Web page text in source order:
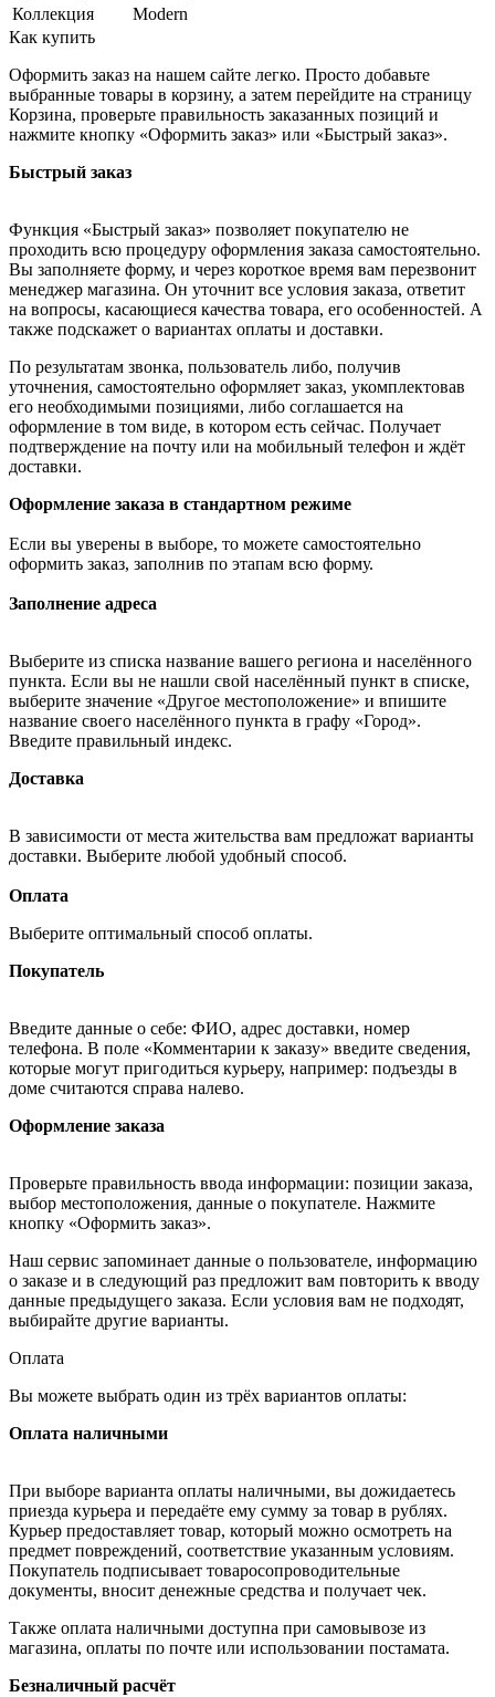
Коллекция
Modern
Как купить
Оформить заказ на нашем сайте легко. Просто добавьте
выбранные товары в корзину, а затем перейдите на страницу
Корзина, проверьте правильность заказанных позиций и
нажмите кнопку «Оформить заказ» или «Быстрый заказ».
Быстрый заказ
Функция «Быстрый заказ» позволяет покупателю не
проходить всю процедуру оформления заказа самостоятельно.
Вы заполняете форму, и через короткое время вам перезвонит
менеджер магазина. Он уточнит все условия заказа, ответит
на вопросы, касающиеся качества товара, его особенностей. А
также подскажет о вариантах оплаты и доставки.
По результатам звонка, пользователь либо, получив
уточнения, самостоятельно оформляет заказ, укомплектовав
его необходимыми позициями, либо соглашается на
оформление в том виде, в котором есть сейчас. Получает
подтверждение на почту или на мобильный телефон и ждёт
доставки.
Оформление заказа в стандартном режиме
Если вы уверены в выборе, то можете самостоятельно
оформить заказ, заполнив по этапам всю форму.
Заполнение адреса
Выберите из списка название вашего региона и населённого
пункта. Если вы не нашли свой населённый пункт в списке,
выберите значение «Другое местоположение» и впишите
название своего населённого пункта в графу «Город».
Введите правильный индекс.
Доставка
В зависимости от места жительства вам предложат варианты
доставки. Выберите любой удобный способ.
Оплата
Выберите оптимальный способ оплаты.
Покупатель
Введите данные о себе: ФИО, адрес доставки, номер
телефона. В поле «Комментарии к заказу» введите сведения,
которые могут пригодиться курьеру, например: подъезды в
доме считаются справа налево.
Оформление заказа
Проверьте правильность ввода информации: позиции заказа,
выбор местоположения, данные о покупателе. Нажмите
кнопку «Оформить заказ».
Наш сервис запоминает данные о пользователе, информацию
о заказе и в следующий раз предложит вам повторить к вводу
данные предыдущего заказа. Если условия вам не подходят,
выбирайте другие варианты.
Оплата
Вы можете выбрать один из трёх вариантов оплаты:
Оплата наличными
При выборе варианта оплаты наличными, вы дожидаетесь
приезда курьера и передаёте ему сумму за товар в рублях.
Курьер предоставляет товар, который можно осмотреть на
предмет повреждений, соответствие указанным условиям.
Покупатель подписывает товаросопроводительные
документы, вносит денежные средства и получает чек.
Также оплата наличными доступна при самовывозе из
магазина, оплаты по почте или использовании постамата.
Безналичный расчёт